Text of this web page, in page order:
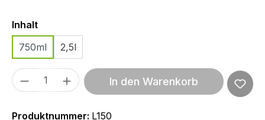
InhaltAuswählen
750ml
2,5l
Produkt Anzahl: Gib den gewünschten
In den Warenkorb
Produktnummer: L150